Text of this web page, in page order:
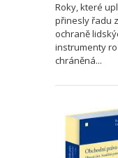
Roky, které
přinesly řadu
ochraně
instrumenty
chráněná...